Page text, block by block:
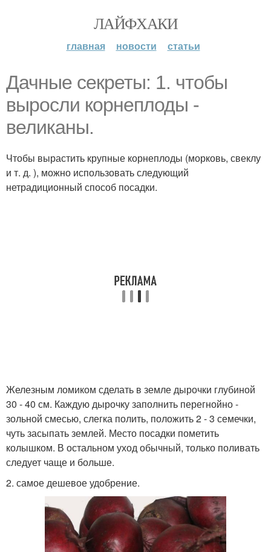
ЛАЙФХАКИ
главная новости статьи
Дачные секреты: 1. чтобы
выросли корнеплоды -
великаны.
Чтобы вырастить крупные корнеплоды (морковь, свеклу
и т. д. ), можно использовать следующий
нетрадиционный способ посадки.
Железным ломиком сделать в земле дырочки глубиной
30 - 40 см. Каждую дырочку заполнить перегнойно -
зольной смесью, слегка полить, положить 2 - 3 семечки,
чуть засыпать землей. Место посадки пометить
колышком. В остальном уход обычный, только поливать
следует чаще и больше.
2. самое дешевое удобрение.